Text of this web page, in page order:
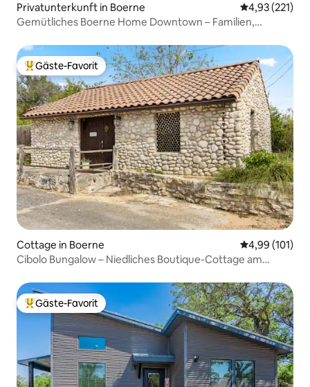
Privatunterkunft in Boerne
4,93 (221)
Gemütliches Boerne Home Downtown – Familien,
Beliebter Gäste-Favorit.
Gäste-Favorit
Cottage in Boerne
4,99 (101)
Cibolo Bungalow – Niedliches Boutique-Cottage am
Beliebter Gäste-Favorit.
Gäste-Favorit